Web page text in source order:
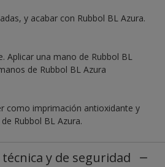
y acabar con Rubbol BL Azura.
Aplicar una mano de Rubbol BL
de Rubbol BL Azura
como imprimación antioxidante y
Rubbol BL Azura.
y de seguridad